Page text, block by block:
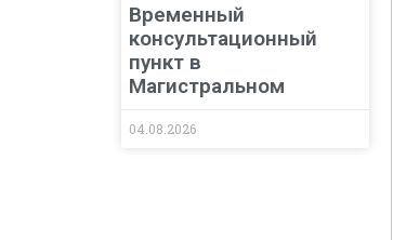
Временный
консультационный
пункт в
Магистральном
04.08.2026